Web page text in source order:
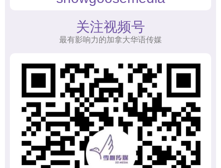
关注视频号
最有影响力的加拿大华语传媒